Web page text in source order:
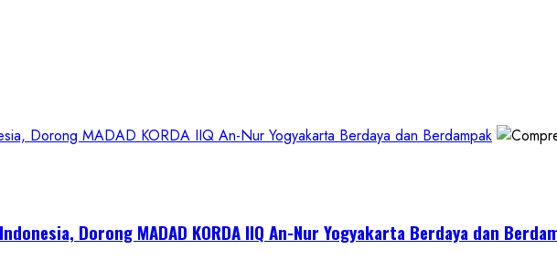
Dorong MADAD KORDA IIQ An-Nur Yogyakarta Berdaya dan Berdampak
Dorong MADAD KORDA IIQ An-Nur Yogyakarta Berdaya dan